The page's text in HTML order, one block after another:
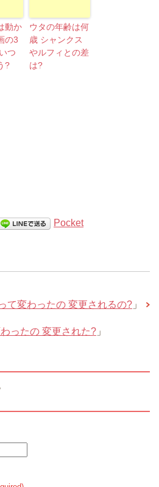
動か
の3
つ
?
ウタの年齢は何
歳 シャンクス
やルフィとの差
は?
Pocket
て変わったの 変更されるの? 」
ったの 変更された? 」